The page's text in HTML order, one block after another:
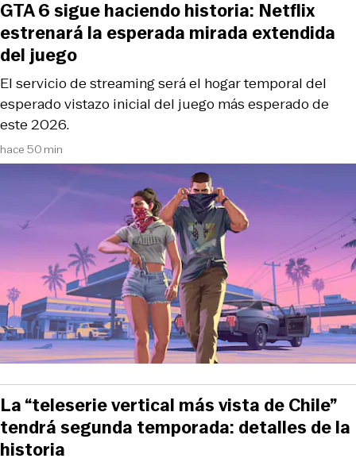
hace 50 min
El servicio de streaming será el hogar temporal del
esperado vistazo inicial del juego más esperado de
este 2026.
GTA 6 sigue haciendo historia: Netflix
estrenará la esperada mirada extendida
del juego
La “teleserie vertical más vista de Chile”
tendrá segunda temporada: detalles de la
historia